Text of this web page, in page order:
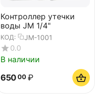
Контроллер утечки
воды JM 1/4"
КОД: JM-1001
0.0
В наличии
650 00 ₽